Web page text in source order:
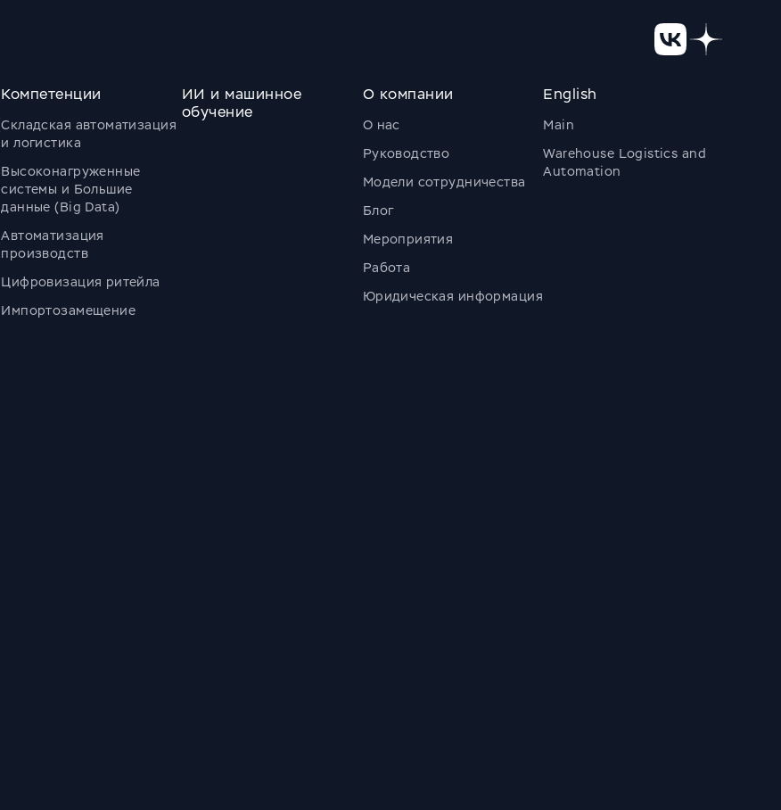
Компетенции
Складская автоматизация
и логистика
Высоконагруженные
системы и Большие
данные (Big Data)
Автоматизация
производств
Цифровизация ритейла
Импортозамещение
ИИ и машинное
обучение
О компании
О нас
Руководство
Модели сотрудничества
Блог
Мероприятия
Работа
Юридическая информация
English
Main
Warehouse Logistics and
Automation